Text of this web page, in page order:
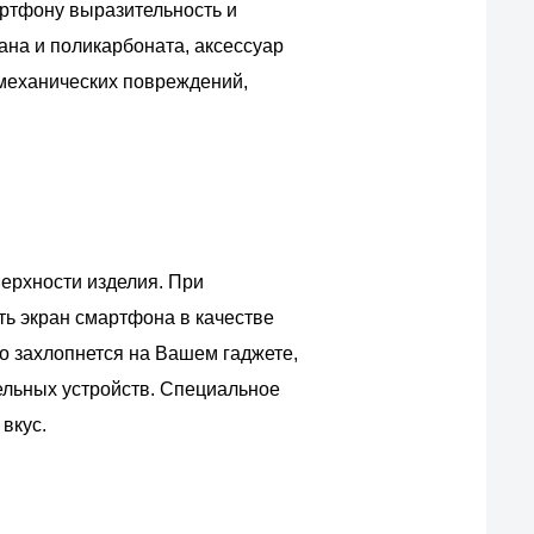
выразительность и
и поликарбоната, аксессуар
повреждений,
изделия. При
экран смартфона в качестве
захлопнется на Вашем гаджете,
устройств. Специальное